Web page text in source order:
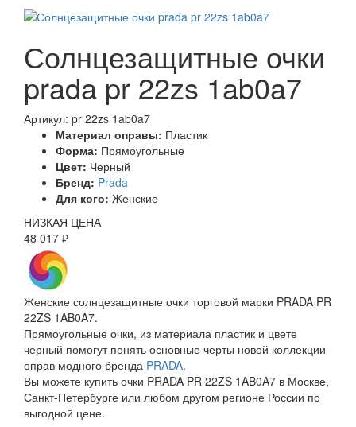
Солнцезащитные очки
prada pr 22zs 1ab0a7
Артикул: pr 22zs 1ab0a7
Материал оправы: Пластик
Форма: Прямоугольные
Цвет: Черный
Бренд: Prada
Для кого: Женские
НИЗКАЯ ЦЕНА
48 017 ₽
Женские солнцезащитные очки торговой марки PRADA PR
22ZS 1AB0A7.
Прямоугольные очки, из материала пластик и цвете
черный помогут понять основные черты новой коллекции
оправ модного бренда PRADA.
Вы можете купить очки PRADA PR 22ZS 1AB0A7 в Москве,
Санкт-Петербурге или любом другом регионе России по
выгодной цене.